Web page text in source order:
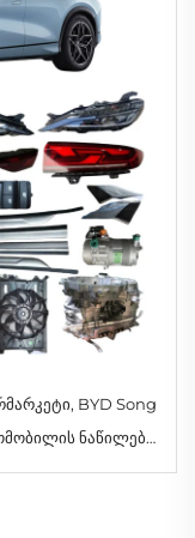
BYD Song
ნაწილები,
გარემოში